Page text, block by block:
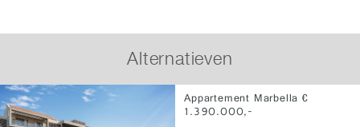
Alternatieven
Appartement Marbella €
1.390.000,-